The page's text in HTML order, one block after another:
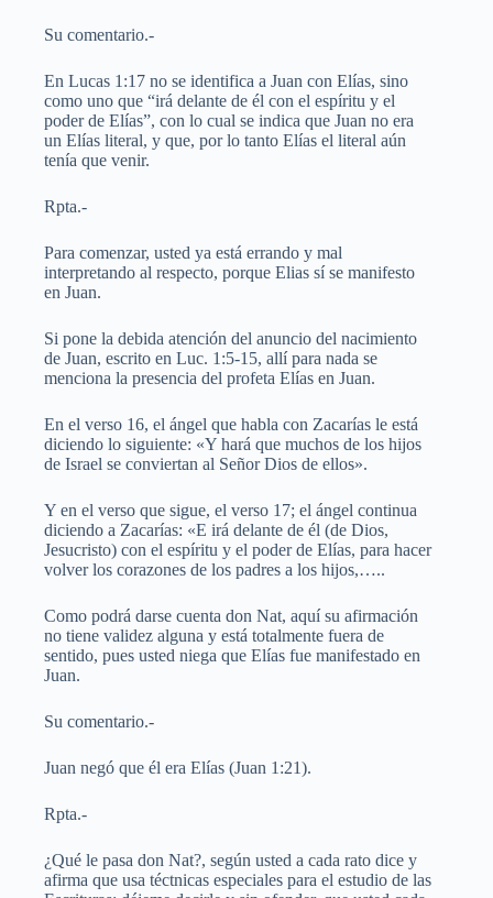
Su comentario.-
En Lucas 1:17 no se identifica a Juan con Elías, sino
como uno que “irá delante de él con el espíritu y el
poder de Elías”, con lo cual se indica que Juan no era
un Elías literal, y que, por lo tanto Elías el literal aún
tenía que venir.
Rpta.-
Para comenzar, usted ya está errando y mal
interpretando al respecto, porque Elias sí se manifesto
en Juan.
Si pone la debida atención del anuncio del nacimiento
de Juan, escrito en Luc. 1:5-15, allí para nada se
menciona la presencia del profeta Elías en Juan.
En el verso 16, el ángel que habla con Zacarías le está
diciendo lo siguiente: «Y hará que muchos de los hijos
de Israel se conviertan al Señor Dios de ellos».
Y en el verso que sigue, el verso 17; el ángel continua
diciendo a Zacarías: «E irá delante de él (de Dios,
Jesucristo) con el espíritu y el poder de Elías, para hacer
volver los corazones de los padres a los hijos,…..
Como podrá darse cuenta don Nat, aquí su afirmación
no tiene validez alguna y está totalmente fuera de
sentido, pues usted niega que Elías fue manifestado en
Juan.
Su comentario.-
Juan negó que él era Elías (Juan 1:21).
Rpta.-
¿Qué le pasa don Nat?, según usted a cada rato dice y
afirma que usa téctnicas especiales para el estudio de las